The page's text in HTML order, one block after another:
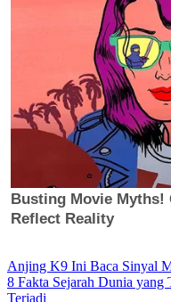
Anjing K9 Ini Baca Sinyal
8 Fakta Sejarah Dunia yang
Terjadi